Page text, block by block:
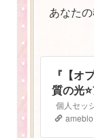
あなた
『【オ
質の光
内』